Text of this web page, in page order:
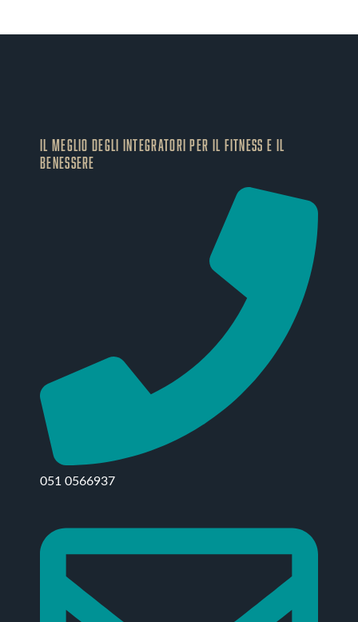
IL MEGLIO DEGLI Integratori PER IL FITNESS E IL
BENESSERE
051 0566937